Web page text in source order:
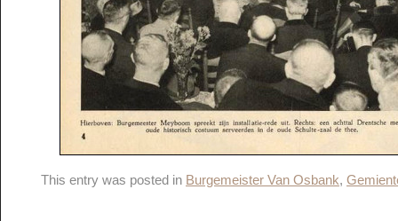
This entry was posted in Burgemeister Van Osbank,